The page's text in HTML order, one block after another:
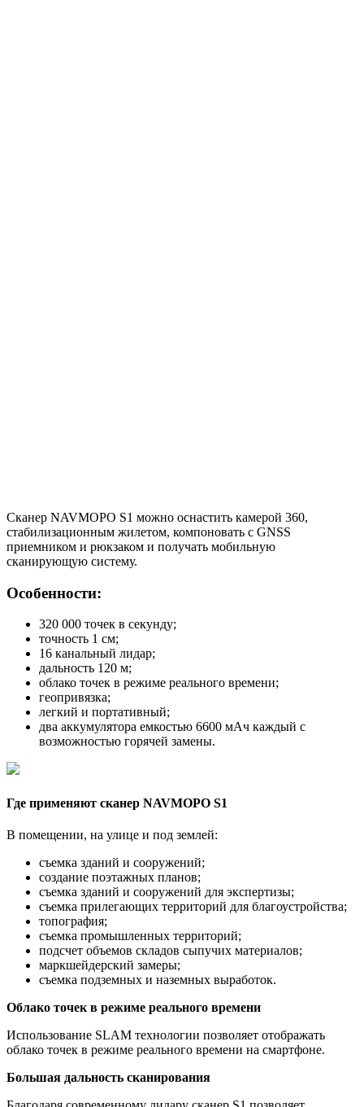
Сканер NAVMOPO S1 можно оснастить камерой 360,
стабилизационным жилетом, компоновать с GNSS
приемником и рюкзаком и получать мобильную
сканирующую систему.
Особенности:
320 000 точек в секунду;
​точность 1 см;
16 канальный лидар;
дальность 120 м;
облако точек в режиме реального времени;
геопривязка;
легкий и портативный;
два аккумулятора емкостью 6600 мАч каждый с
возможностью горячей замены.
Где применяют сканер NAVMOPO S1
В помещении, на улице и под землей:
съемка зданий и сооружений;
создание поэтажных планов;
съемка зданий и сооружений для экспертизы;
съемка прилегающих территорий для благоустройства;
топография;
съемка промышленных территорий;
подсчет объемов складов сыпучих материалов;
маркшейдерский замеры;
съемка подземных и наземных выработок.
Облако точек в режиме реального времени
Использование SLAM технологии позволяет отображать
облако точек в режиме реального времени на смартфоне.
Большая дальность сканирования